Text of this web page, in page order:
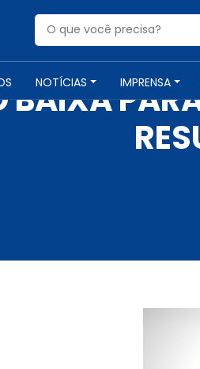
NOTÍCIAS IMPRENSA
BAIXA